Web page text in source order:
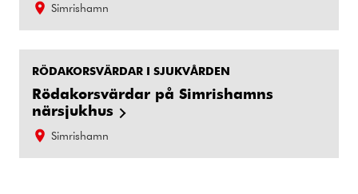
Simrishamn
RÖDAKORSVÄRDAR I SJUKVÅRDEN
Rödakorsvärdar på Simrishamns
närsjukhus
Simrishamn